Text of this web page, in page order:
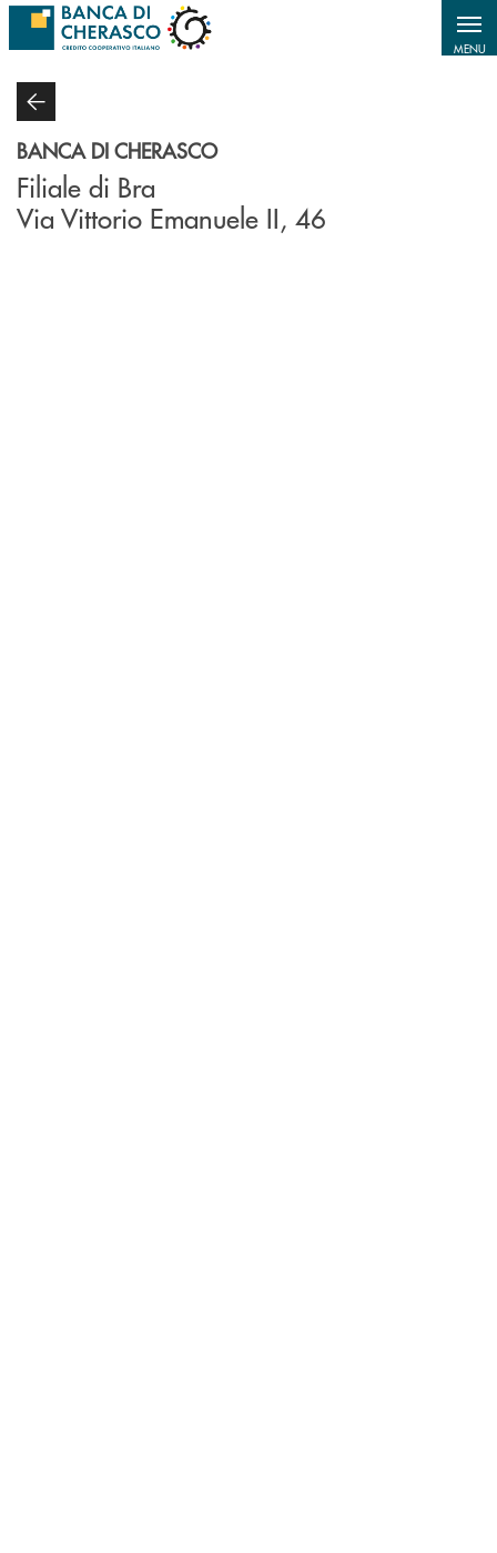
Salta al contenuto principale
MENU
BANCA DI CHERASCO
Filiale di Bra
Via Vittorio Emanuele II, 46